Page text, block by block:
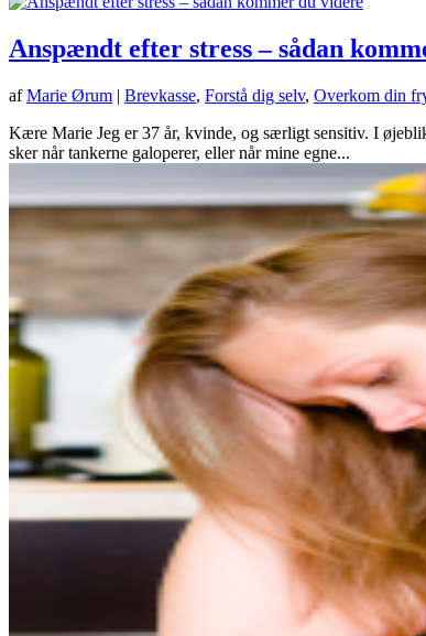
Anspændt efter stress – sådan
afMarie Ørum | Brevkasse, Forstå dig selv, Overkom din
Kære Marie Jeg er 37 år, kvinde, og særligt sensitiv. I
sker når tankerne galoperer, eller når mine egne...